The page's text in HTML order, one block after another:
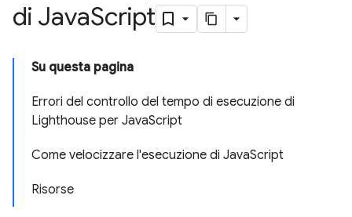
di JavaScript
Su questa pagina
Errori del controllo del tempo di esecuzione di
Lighthouse per JavaScript
Come velocizzare l'esecuzione di JavaScript
Risorse